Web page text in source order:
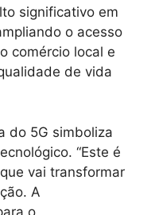
significativo em
o acesso
comércio local e
de vida
do 5G simboliza
“Este é
vai transformar
A
o